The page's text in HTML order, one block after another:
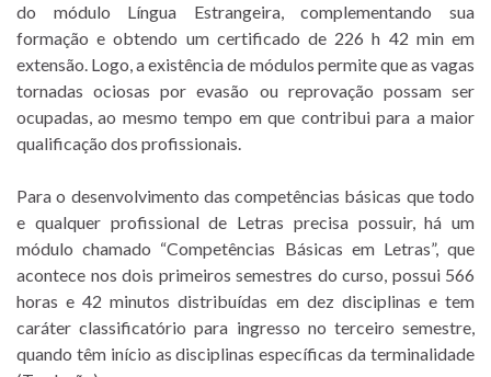
do módulo Língua Estrangeira, complementando sua
formação e obtendo um certificado de 226 h 42 min em
extensão. Logo, a existência de módulos permite que as vagas
tornadas ociosas por evasão ou reprovação possam ser
ocupadas, ao mesmo tempo em que contribui para a maior
qualificação dos profissionais.
Para o desenvolvimento das competências básicas que todo
e qualquer profissional de Letras precisa possuir, há um
módulo chamado “Competências Básicas em Letras”, que
acontece nos dois primeiros semestres do curso, possui 566
horas e 42 minutos distribuídas em dez disciplinas e tem
caráter classificatório para ingresso no terceiro semestre,
quando têm início as disciplinas específicas da terminalidade